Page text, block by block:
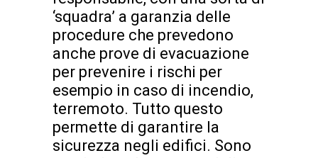
‘squadra’ a garanzia delle
procedure che prevedono
anche prove di evacuazione
per prevenire i rischi per
esempio in caso di incendio,
terremoto. Tutto questo
permette di garantire la
sicurezza negli edifici. Sono